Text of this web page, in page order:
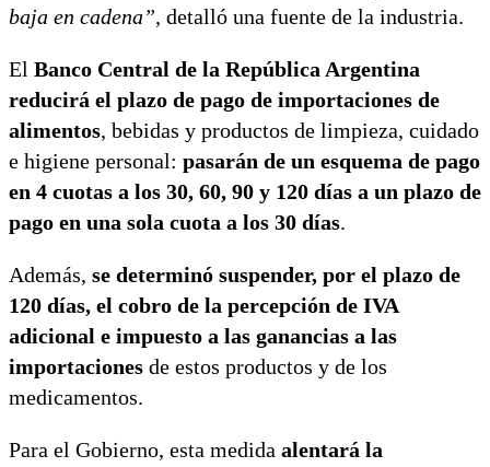
baja en cadena”, detalló una fuente de la industria.
El Banco Central de la República Argentina
reducirá el plazo de pago de importaciones de
alimentos, bebidas y productos de limpieza, cuidado
e higiene personal: pasarán de un esquema de pago
en 4 cuotas a los 30, 60, 90 y 120 días a un plazo de
pago en una sola cuota a los 30 días.
Además, se determinó suspender, por el plazo de
120 días, el cobro de la percepción de IVA
adicional e impuesto a las ganancias a las
importaciones de estos productos y de los
medicamentos.
Para el Gobierno, esta medida alentará la